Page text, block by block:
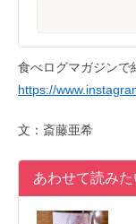
食べログマガジンで
https://
文：斎藤亜希
あわせて読みた